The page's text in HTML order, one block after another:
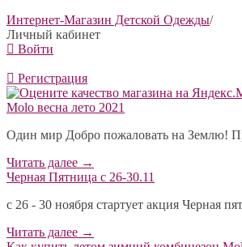
Интернет-Магазин Детской Одежды/
Личный кабинет
Войти
Регистрация
Molo весна лето 2021
Один мир Добро пожаловать на Землю!
Читать далее →
Черная Пятница с 26-30.11
с 26 - 30 ноября стартует акция Черная
Читать далее →